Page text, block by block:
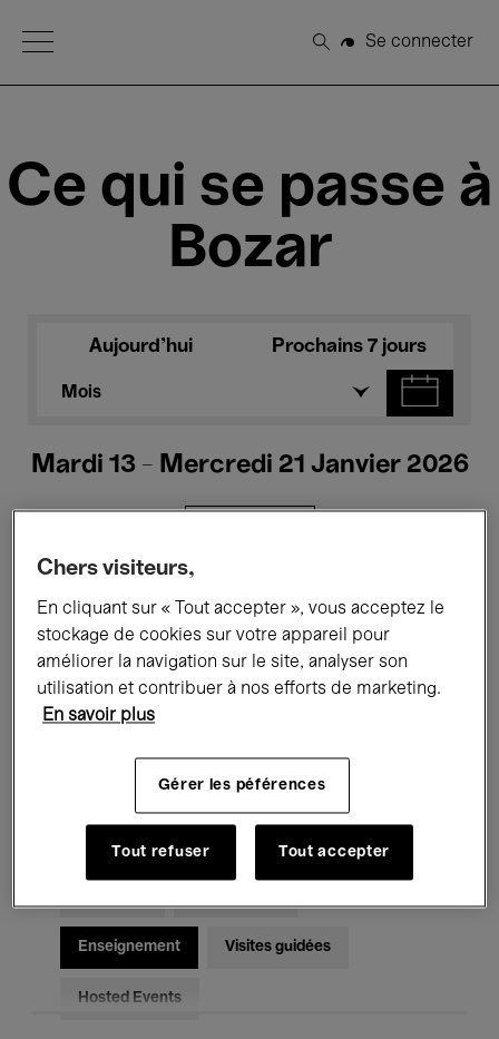
Open Menu
Rechercher
Se connecter
Ce qui se passe à
Bozar
Aujourd'hui Prochains 7 jours
Mois
Mardi 13 - Mercredi 21 Janvier 2026
Tous les événements Concerts
Expositions Performances
Rencontres & Débats
Musique classique Global Music
Enseignement Visites guidées
Hosted Events
Chers visiteurs,
En cliquant sur « Tout accepter », vous acceptez le
stockage de cookies sur votre appareil pour
améliorer la navigation sur le site, analyser son
utilisation et contribuer à nos efforts de marketing.
En savoir plus
Gérer les péférences
Tout refuser Tout accepter